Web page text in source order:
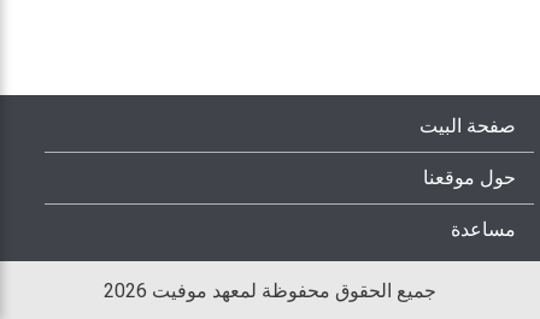
WhatsApp
Facebook
Twitter
Email
صفحة البيت
حول موقعنا
مساعدة
جميع الحقوق محفوظة لمعهد موفيت 2026